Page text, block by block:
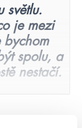
světlu.
je mezi
bychom
spolu, a
nestačí.